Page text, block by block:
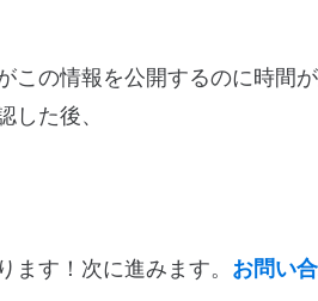
この情報を公開するのに時間
した後、
す！次に進みます。 お問い